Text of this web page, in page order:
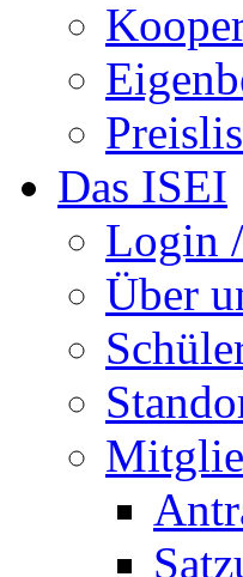
Das ISEI
Login
Über